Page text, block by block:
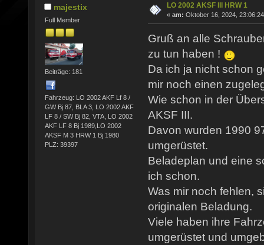
majestix
Full Member
Beiträge: 181
Fahrzeug: LO 2002 AKF Lf 8 /
GW Bj 87, BLA 3, LO 2002 AKF
LF 8 / SW Bj 82, VTA, LO 2002
AKF LF 8 Bj 1989,LO 2002
AKSF M 3 HRW 1 Bj 1980
PLZ: 39397
LO 2002 AKSF III HRW 1
« am: Oktober 16, 2024,
Gruß an alle
zu tun haben !
Da ich ja nicht schon
mir noch einen
Wie schon in der
AKSF III.
Davon wurden 1990
umgerüstet.
Beladeplan und eine
ich schon.
Was mir noch fehlen,
originalen Beladung.
Viele haben ihre
umgerüstet und